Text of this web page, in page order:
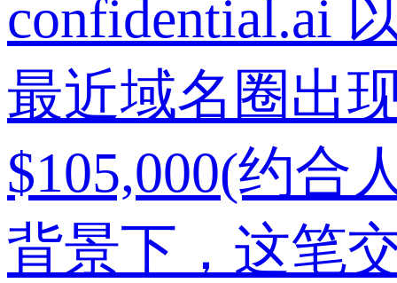
confidential.ai
最近域名圈出
$105,000(约合
背景下，这笔